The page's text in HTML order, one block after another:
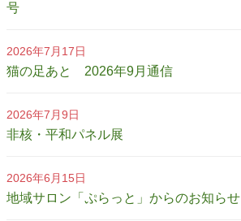
号
2026年7月17日
猫の足あと 2026年9月通信
2026年7月9日
非核・平和パネル展
2026年6月15日
地域サロン「ぷらっと」からのお知らせ